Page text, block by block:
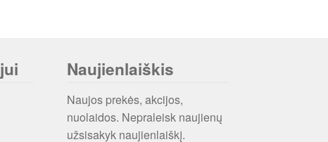
Naujienlaiškis
Naujos prekės, akcijos,
nuolaidos. Nepraleisk naujienų
užsisakyk naujienlaiškį.